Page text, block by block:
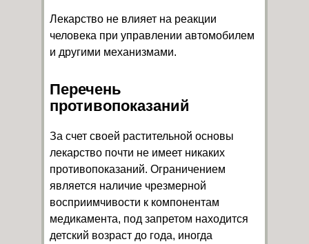
Лекарство не влияет на реакции
человека при управлении автомобилем
и другими механизмами.
Перечень
противопоказаний
За счет своей растительной основы
лекарство почти не имеет никаких
противопоказаний. Ограничением
является наличие чрезмерной
восприимчивости к компонентам
медикамента, под запретом находится
детский возраст до года, иногда